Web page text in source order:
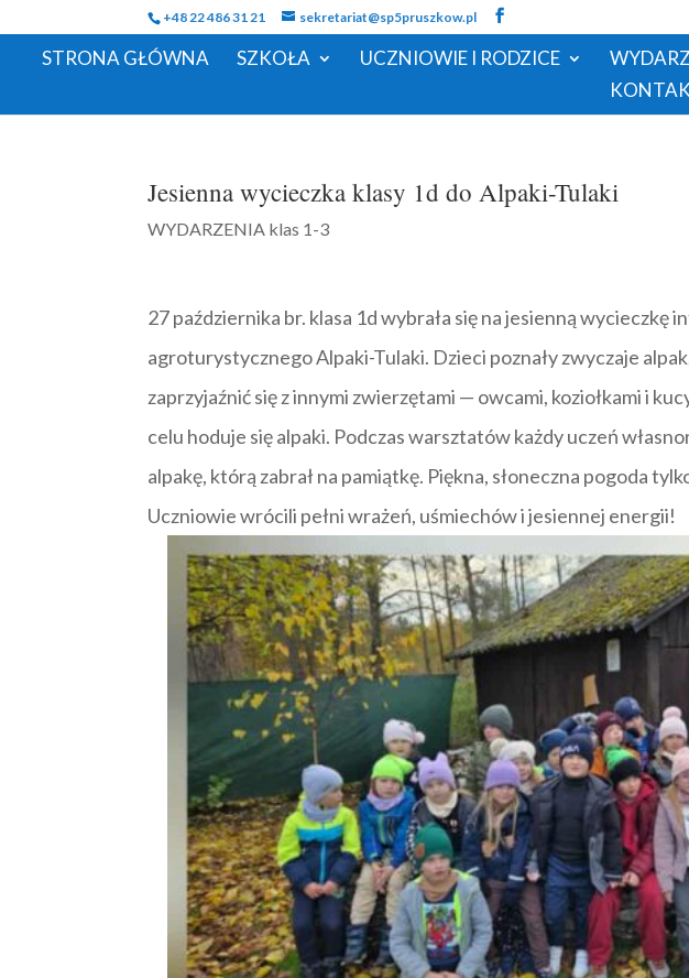
+48 22 486 31 21 sekretariat@sp5pruszkow.pl
STRONA GŁÓWNA SZKOŁA UCZNIOWIE I RODZICE
Jesienna wycieczka klasy 1d do Alpaki-Tulaki
WYDARZENIA klas 1-3
27 października br. klasa 1d wybrała się na jesienną wycieczkę
agroturystycznego Alpaki-Tulaki. Dzieci poznały zwyczaje
zaprzyjaźnić się z innymi zwierzętami — owcami, koziołkami i
celu hoduje się alpaki. Podczas warsztatów każdy uczeń
alpakę, którą zabrał na pamiątkę. Piękna, słoneczna pogoda
Uczniowie wrócili pełni wrażeń, uśmiechów i jesiennej energii!